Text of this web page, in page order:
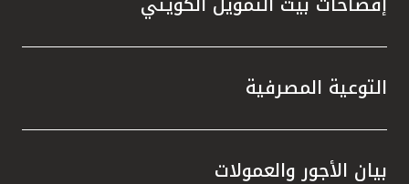
التوعية المصرفية
بيان الأجور والعمولات